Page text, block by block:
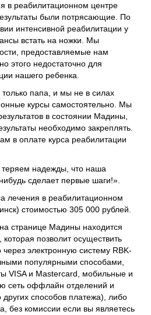
в реабилитационном центре
были потрясающие. По
интенсивной реабилитации у
встать на ножки. Мы
предоставляемые нам
этого недостаточно для
нашего ребенка.
папа, и мы не в силах
курсы самостоятельно. Мы
в состоянии Мадины,
необходимо закреплять.
в оплате курса реабилитации
надежды, что наша
сделает первые шаги!».
лечения в реабилитационном
стоимостью 305 000 рублей.
странице Мадины находится
позволит осуществить
электронную систему RBK-
популярными способами,
VISA и Mastercard, мобильные и
сеть оффлайн отделений и
способов платежа), либо
без комиссии если вы являетесь